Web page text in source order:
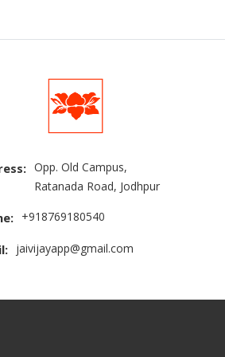
Opp. Old Campus,
Ratanada Road, Jodhpur
+918769180540
jaivijayapp@gmail.com